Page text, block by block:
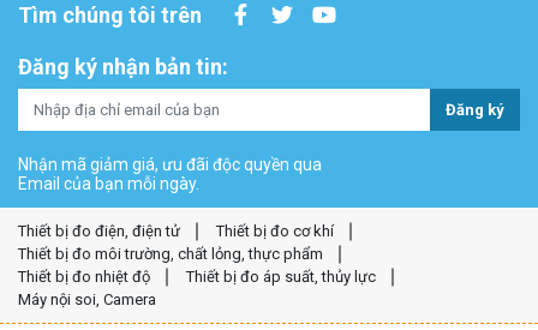
Tìm chúng tôi trên
Đăng ký nhận bản tin:
Đăng ký
Nhận mã giảm giá, ưu đãi độc quyền qua
Email của bạn mỗi ngày.
Thiết bị đo điện, điện tử
Thiết bị đo cơ khí
Thiết bị đo môi trường, chất lỏng, thực phẩm
Thiết bị đo nhiệt độ
Thiết bị đo áp suất, thủy lực
Máy nội soi, Camera